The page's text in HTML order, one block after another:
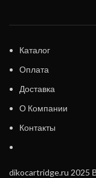
Каталог
Оплата
Доставка
О Компании
Контакты
dikocartridge.ru 2025